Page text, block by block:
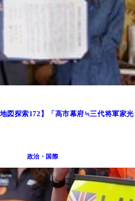
図探索172】「高市幕府≒三代将軍家光
政治・国際